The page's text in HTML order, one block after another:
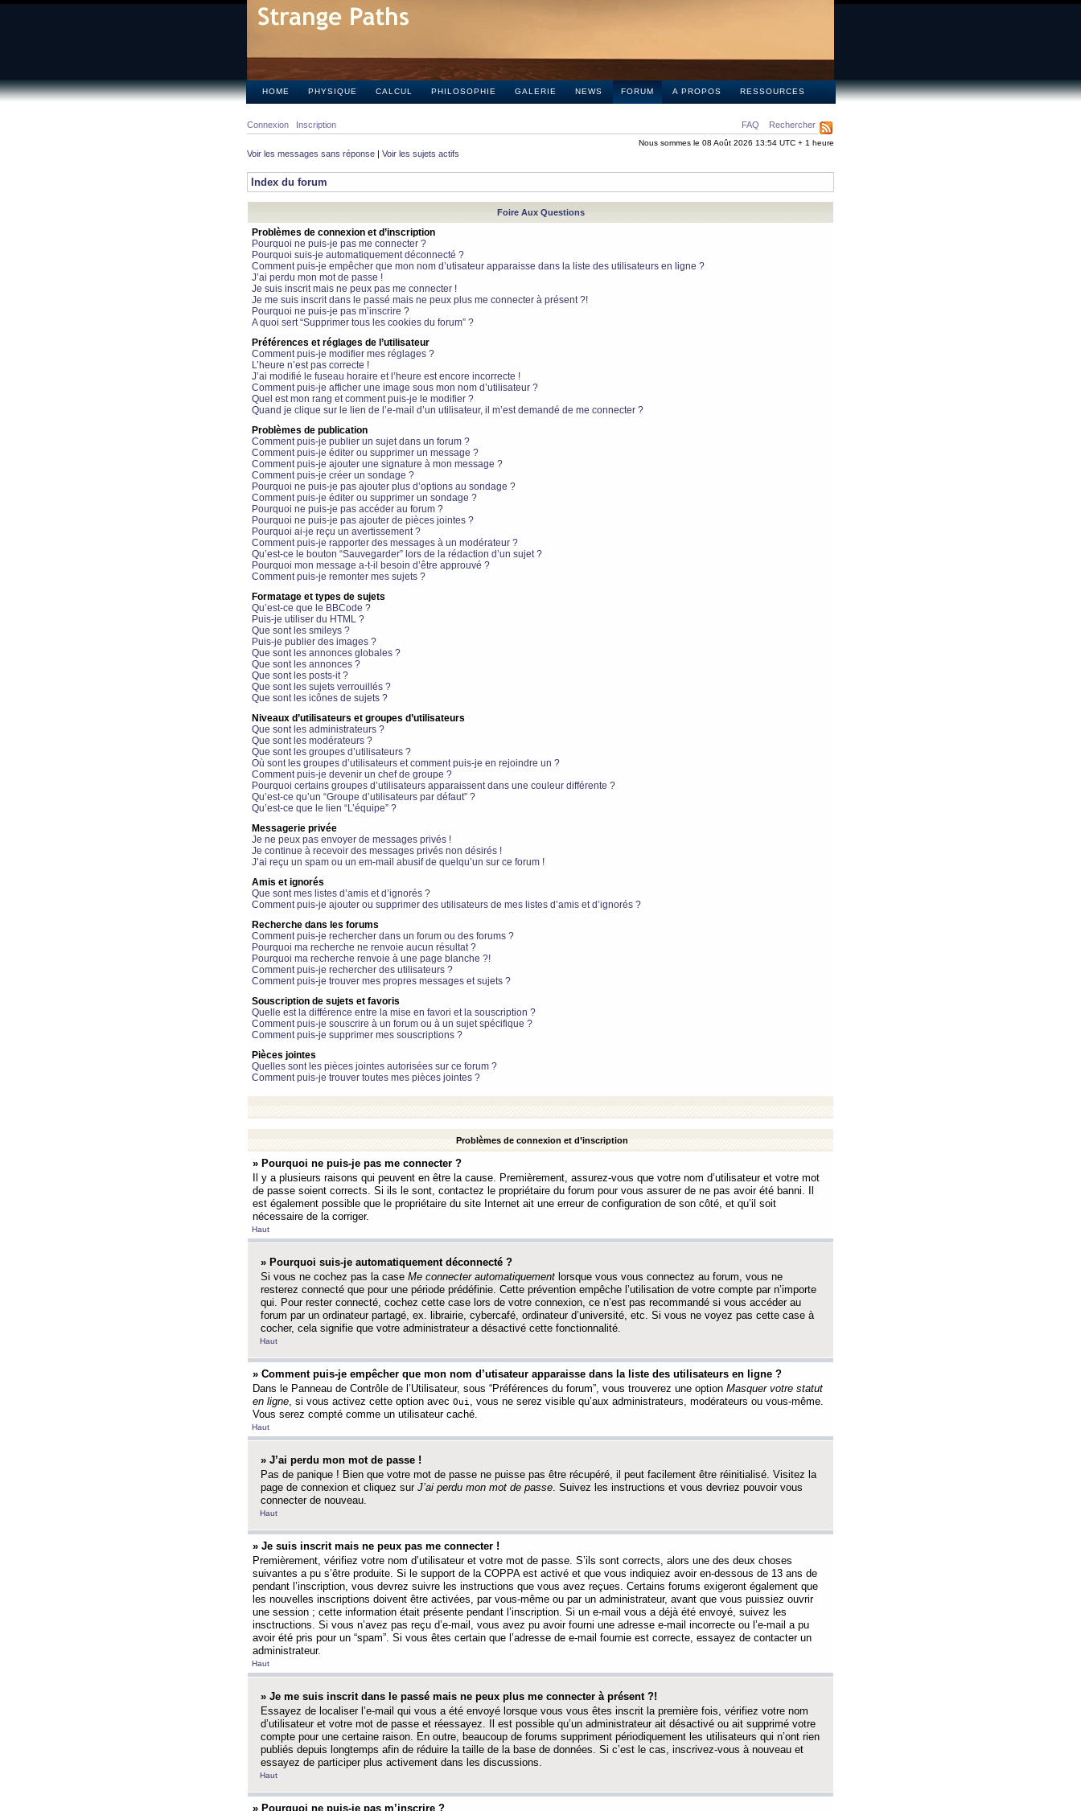
HOME PHYSIQUE CALCUL PHILOSOPHIE GALERIE NEWS FORUM A PROPOS RESSOURCES
FAQ Rechercher
Connexion Inscription
Nous sommes le 08 Août 2026 13:54 UTC + 1 heure
Voir les messages sans réponse | Voir les sujets actifs
Index du forum
Foire Aux Questions
Problèmes de connexion et d’inscription
Pourquoi ne puis-je pas me connecter ?
Pourquoi suis-je automatiquement déconnecté ?
Comment puis-je empêcher que mon nom d’utisateur apparaisse dans la liste des utilisateurs en ligne ?
J’ai perdu mon mot de passe !
Je suis inscrit mais ne peux pas me connecter !
Je me suis inscrit dans le passé mais ne peux plus me connecter à présent ?!
Pourquoi ne puis-je pas m’inscrire ?
A quoi sert “Supprimer tous les cookies du forum” ?
Préférences et réglages de l’utilisateur
Comment puis-je modifier mes réglages ?
L’heure n’est pas correcte !
J’ai modifié le fuseau horaire et l’heure est encore incorrecte !
Comment puis-je afficher une image sous mon nom d’utilisateur ?
Quel est mon rang et comment puis-je le modifier ?
Quand je clique sur le lien de l’e-mail d’un utilisateur, il m’est demandé de me connecter ?
Problèmes de publication
Comment puis-je publier un sujet dans un forum ?
Comment puis-je éditer ou supprimer un message ?
Comment puis-je ajouter une signature à mon message ?
Comment puis-je créer un sondage ?
Pourquoi ne puis-je pas ajouter plus d’options au sondage ?
Comment puis-je éditer ou supprimer un sondage ?
Pourquoi ne puis-je pas accéder au forum ?
Pourquoi ne puis-je pas ajouter de pièces jointes ?
Pourquoi ai-je reçu un avertissement ?
Comment puis-je rapporter des messages à un modérateur ?
Qu’est-ce le bouton “Sauvegarder” lors de la rédaction d’un sujet ?
Pourquoi mon message a-t-il besoin d’être approuvé ?
Comment puis-je remonter mes sujets ?
Formatage et types de sujets
Qu’est-ce que le BBCode ?
Puis-je utiliser du HTML ?
Que sont les smileys ?
Puis-je publier des images ?
Que sont les annonces globales ?
Que sont les annonces ?
Que sont les posts-it ?
Que sont les sujets verrouillés ?
Que sont les icônes de sujets ?
Niveaux d’utilisateurs et groupes d’utilisateurs
Que sont les administrateurs ?
Que sont les modérateurs ?
Que sont les groupes d’utilisateurs ?
Où sont les groupes d’utilisateurs et comment puis-je en rejoindre un ?
Comment puis-je devenir un chef de groupe ?
Pourquoi certains groupes d’utilisateurs apparaissent dans une couleur différente ?
Qu’est-ce qu’un “Groupe d’utilisateurs par défaut” ?
Qu’est-ce que le lien “L’équipe” ?
Messagerie privée
Je ne peux pas envoyer de messages privés !
Je continue à recevoir des messages privés non désirés !
J’ai reçu un spam ou un em-mail abusif de quelqu’un sur ce forum !
Amis et ignorés
Que sont mes listes d’amis et d’ignorés ?
Comment puis-je ajouter ou supprimer des utilisateurs de mes listes d’amis et d’ignorés ?
Recherche dans les forums
Comment puis-je rechercher dans un forum ou des forums ?
Pourquoi ma recherche ne renvoie aucun résultat ?
Pourquoi ma recherche renvoie à une page blanche ?!
Comment puis-je rechercher des utilisateurs ?
Comment puis-je trouver mes propres messages et sujets ?
Souscription de sujets et favoris
Quelle est la différence entre la mise en favori et la souscription ?
Comment puis-je souscrire à un forum ou à un sujet spécifique ?
Comment puis-je supprimer mes souscriptions ?
Pièces jointes
Quelles sont les pièces jointes autorisées sur ce forum ?
Comment puis-je trouver toutes mes pièces jointes ?
Problèmes de connexion et d’inscription
» Pourquoi ne puis-je pas me connecter ?
Il y a plusieurs raisons qui peuvent en être la cause. Premièrement, assurez-vous que votre nom d’utilisateur et votre mot
de passe soient corrects. Si ils le sont, contactez le propriétaire du forum pour vous assurer de ne pas avoir été banni. Il
est également possible que le propriétaire du site Internet ait une erreur de configuration de son côté, et qu’il soit
nécessaire de la corriger.
Haut
» Pourquoi suis-je automatiquement déconnecté ?
Si vous ne cochez pas la case Me connecter automatiquement lorsque vous vous connectez au forum, vous ne
resterez connecté que pour une période prédéfinie. Cette prévention empêche l’utilisation de votre compte par n’importe
qui. Pour rester connecté, cochez cette case lors de votre connexion, ce n’est pas recommandé si vous accéder au
forum par un ordinateur partagé, ex. librairie, cybercafé, ordinateur d’université, etc. Si vous ne voyez pas cette case à
cocher, cela signifie que votre administrateur a désactivé cette fonctionnalité.
Haut
» Comment puis-je empêcher que mon nom d’utisateur apparaisse dans la liste des utilisateurs en ligne ?
Dans le Panneau de Contrôle de l’Utilisateur, sous “Préférences du forum”, vous trouverez une option Masquer votre statut
en ligne, si vous activez cette option avec Oui , vous ne serez visible qu’aux administrateurs, modérateurs ou vous-même.
Vous serez compté comme un utilisateur caché.
Haut
» J’ai perdu mon mot de passe !
Pas de panique ! Bien que votre mot de passe ne puisse pas être récupéré, il peut facilement être réinitialisé. Visitez la
page de connexion et cliquez sur J’ai perdu mon mot de passe. Suivez les instructions et vous devriez pouvoir vous
connecter de nouveau.
Haut
» Je suis inscrit mais ne peux pas me connecter !
Premièrement, vérifiez votre nom d’utilisateur et votre mot de passe. S’ils sont corrects, alors une des deux choses
suivantes a pu s’être produite. Si le support de la COPPA est activé et que vous indiquiez avoir en-dessous de 13 ans de
pendant l’inscription, vous devrez suivre les instructions que vous avez reçues. Certains forums exigeront également que
les nouvelles inscriptions doivent être activées, par vous-même ou par un administrateur, avant que vous puissiez ouvrir
une session ; cette information était présente pendant l’inscription. Si un e-mail vous a déjà été envoyé, suivez les
insctructions. Si vous n’avez pas reçu d’e-mail, vous avez pu avoir fourni une adresse e-mail incorrecte ou l’e-mail a pu
avoir été pris pour un “spam”. Si vous êtes certain que l’adresse de e-mail fournie est correcte, essayez de contacter un
administrateur.
Haut
» Je me suis inscrit dans le passé mais ne peux plus me connecter à présent ?!
Essayez de localiser l’e-mail qui vous a été envoyé lorsque vous vous êtes inscrit la première fois, vérifiez votre nom
d’utilisateur et votre mot de passe et réessayez. Il est possible qu’un administrateur ait désactivé ou ait supprimé votre
compte pour une certaine raison. En outre, beaucoup de forums suppriment périodiquement les utilisateurs qui n’ont rien
publiés depuis longtemps afin de réduire la taille de la base de données. Si c’est le cas, inscrivez-vous à nouveau et
essayez de participer plus activement dans les discussions.
Haut
» Pourquoi ne puis-je pas m’inscrire ?